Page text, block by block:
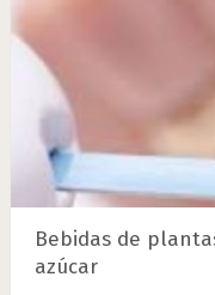
Bebidas de
azúcar